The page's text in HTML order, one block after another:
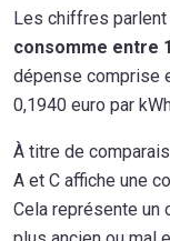
Les chiffres parlent
consomme entre
dépense comprise
0,1940 euro par
À titre de
A et C affiche une
Cela représente un